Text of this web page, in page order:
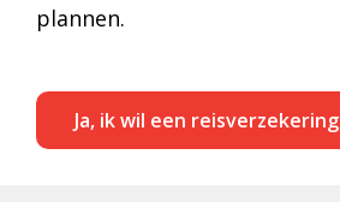
plannen.
Ja, ik wil een reisverzekering